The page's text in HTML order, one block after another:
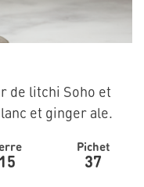
de litchi Soho et
et ginger ale.
15
Pichet
37